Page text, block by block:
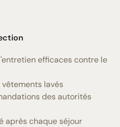
efficaces contre le
lavés
des autorités
après chaque séjour